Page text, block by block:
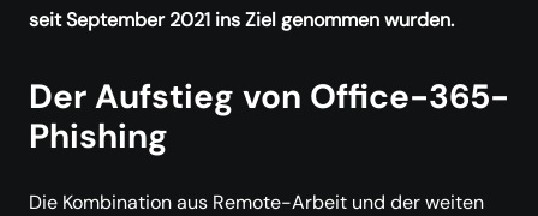
seit September 2021 ins Ziel genommen wurden.
Der Aufstieg von Office-365-
Phishing
Die Kombination aus Remote-Arbeit und der weiten